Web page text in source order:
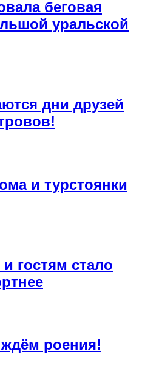
беговая
уральской
дни друзей
и турстоянки
гостям стало
роения!